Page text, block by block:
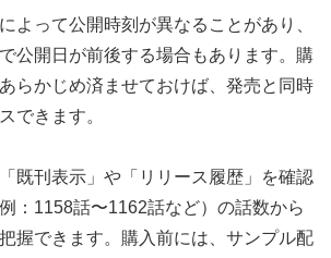
よって公開時刻が異なることがあり、
公開日が前後する場合もあります。購
らかじめ済ませておけば、発売と同時
できます。
既刊表示」や「リリース履歴」を確認
：1158話〜1162話など）の話数から
握できます。購入前には、サンプル配